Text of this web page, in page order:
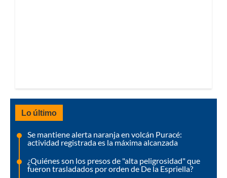
Lo último
Se mantiene alerta naranja en volcán Puracé:
actividad registrada es la máxima alcanzada
¿Quiénes son los presos de "alta peligrosidad" que
fueron trasladados por orden de De la Espriella?